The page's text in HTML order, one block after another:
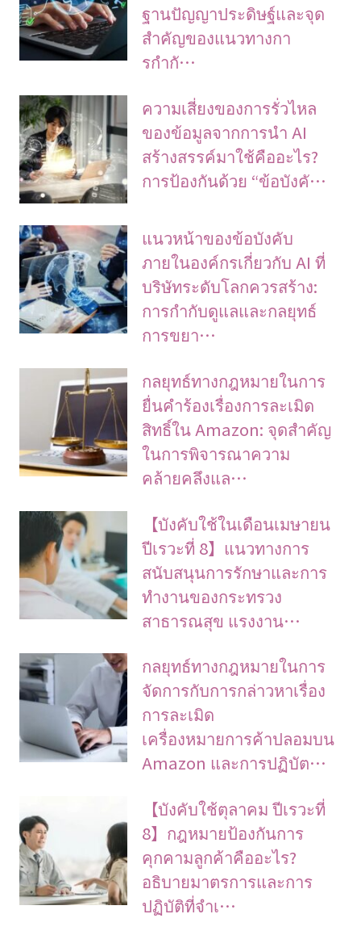
ฐานปัญญาประดิษฐ์และจุด
สำคัญของแนวทางกา
รกำกั…
ความเสี่ยงของการรั่วไหล
ของข้อมูลจากการนำ AI
สร้างสรรค์มาใช้คืออะไร?
การป้องกันด้วย “ข้อบังคั…
แนวหน้าของข้อบังคับ
ภายในองค์กรเกี่ยวกับ AI ที่
บริษัทระดับโลกควรสร้าง:
การกำกับดูแลและกลยุทธ์
การขยา…
กลยุทธ์ทางกฎหมายในการ
ยื่นคำร้องเรื่องการละเมิด
สิทธิ์ใน Amazon: จุดสำคัญ
ในการพิจารณาความ
คล้ายคลึงแล…
【บังคับใช้ในเดือนเมษายน
ปีเรวะที่ 8】แนวทางการ
สนับสนุนการรักษาและการ
ทำงานของกระทรวง
สาธารณสุข แรงงาน…
กลยุทธ์ทางกฎหมายในการ
จัดการกับการกล่าวหาเรื่อง
การละเมิด
เครื่องหมายการค้าปลอมบน
Amazon และการปฏิบัต…
【บังคับใช้ตุลาคม ปีเรวะที่
8】กฎหมายป้องกันการ
คุกคามลูกค้าคืออะไร?
อธิบายมาตรการและการ
ปฏิบัติที่จำเ…